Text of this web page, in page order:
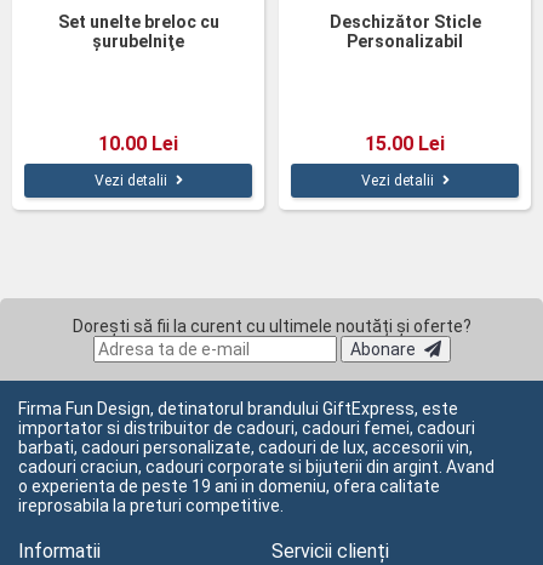
Set unelte breloc cu
şurubelniţe
10.00 Lei
Vezi detalii
Deschizător Sticle
Personalizabil
15.00 Lei
Vezi detalii
Dorești să fii la curent cu ultimele noutăți și oferte?
Abonare
Firma Fun Design, detinatorul brandului GiftExpress, este
importator si distribuitor de cadouri, cadouri femei, cadouri
barbati, cadouri personalizate, cadouri de lux, accesorii vin,
cadouri craciun, cadouri corporate si bijuterii din argint. Avand
o experienta de peste 19 ani in domeniu, ofera calitate
ireprosabila la preturi competitive.
Informatii Servicii clienți